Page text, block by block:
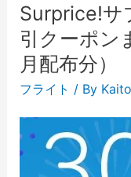
Surprice!サ
引クーポン
月配布分）
フライト / By Kaito